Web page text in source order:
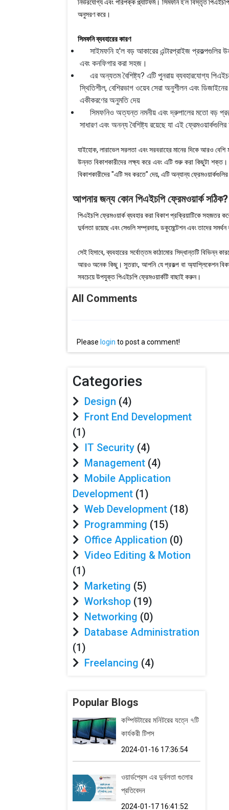
নির্ভরযোগ্য এবং পরিপক্ক প্ল্যাটফর্ম। সিমফনি হ'ল বিস্তৃত
অনুসরণ করে।
সিমফনি ব্যবহারের কারণ
সাইমফনি হ'ল বড় আকারের এন্টারপ্রাইজ প্রকল্পগুলির
এবং কনফিগার করা সহজ।
এর অন্যতম বৈশিষ্ট্য? এটি পুনরায় ব্যবহারযোগ্য
স্থিতিশীল, বেশিরভাগ ওয়েব সেরা অনুশীলন এবং
একীকরণের অনুমতি দেয়
সিমফনিও অত্যন্ত নমনীয় এবং দ্রুপালের মতো বড়
সাধারণ এবং অনন্য বৈশিষ্ট্য রয়েছে যা এই
যাইহোক, লারাভেল সরলতা এবং সরবরাহের মানের দিকে আরও
উন্নত বিকাশকারীদের লক্ষ্য করে এবং এটি শুরু করা কিছুটা শক্ত।
বিকাশকারীদের "এটি সব করতে" দেয়, এটি অন্যান্য ফ্রেমওয়ার্কগুলির
আপনার জন্য কোন পিএইচপি ফ্রেমওয়ার্ক সঠিক?
পিএইচপি ফ্রেমওয়ার্ক ব্যবহার করা বিকাশ প্রক্রিয়াটিকে সহজতর
দুর্বলতা রয়েছে এবং সেগুলি সম্প্রদায়, ডকুমেন্টেশন এবং তাদের
সেই হিসাবে, ব্যবহারের সর্বোত্তম কাঠামোর সিদ্ধান্তটি বিভিন্ন
আরও অনেক কিছু। সুতরাং, আপনি যে প্রকল্প বা অ্যাপ্লিকেশন
সবচেয়ে উপযুক্ত পিএইচপি ফ্রেমওয়ার্কটি বাছাই করুন।
All Comments
Please login to post a comment!
Categories
Design (4)
Front End Development
(1)
IT Security (4)
Management (4)
Mobile Application
Development (1)
Web Development (18)
Programming (15)
Office Application (0)
Video Editing & Motion
(1)
Marketing (5)
Workshop (19)
Networking (0)
Database Administration
(1)
Freelancing (4)
Popular Blogs
কম্পিউটারের মনিটরের যত্নে ৭টি
কার্যকরী টিপস
2024-01-16 17:36:54
ওয়ার্ডপ্রেস এর দুর্বলতা গুলোর
প্রতিবেদন
2024-01-17 16:41:52